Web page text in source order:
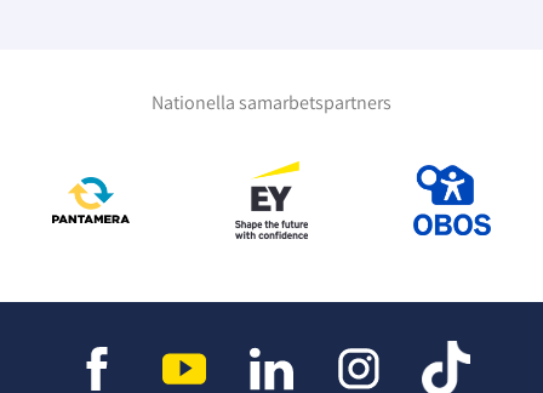
Nationella samarbetspartners